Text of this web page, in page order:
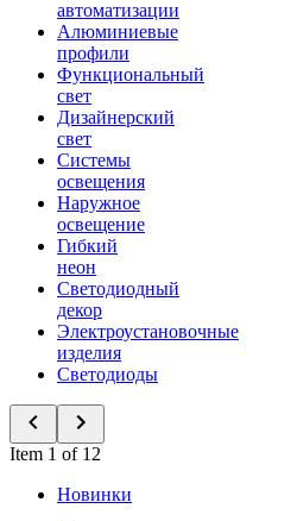
автоматизации
Алюминиевые
профили
Функциональный
свет
Дизайнерский
свет
Системы
освещения
Наружное
освещение
Гибкий
неон
Светодиодный
декор
Электроустановочные
изделия
Светодиоды
Item 1 of 12
Новинки